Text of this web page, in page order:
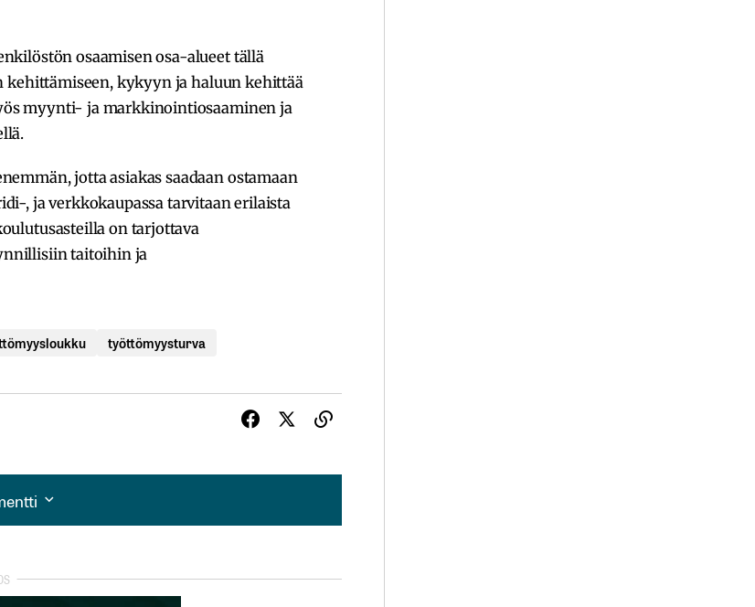
osaamisen osa-alueet tällä
kykyyn ja haluun kehittää
myynti- ja markkinointiosaaminen ja
jotta asiakas saadaan ostamaan
, ja verkkokaupassa tarvitaan erilaista
on tarjottava
taitoihin ja
työttömyysturva